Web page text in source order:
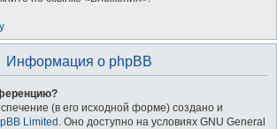
Информация о phpBB
(в его исходной форме) создано и
Limited . Оно доступно на условиях GNU General